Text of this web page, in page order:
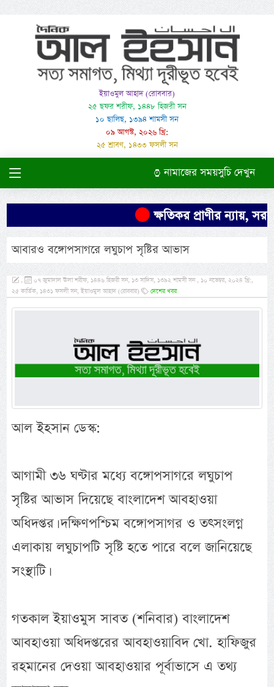
ইয়াওমুল আহাদ (রোববার)
২৫ ছফর শরীফ, ১৪৪৮ হিজরী সন
১০ ছালিছ, ১৩৯৪ শামসী সন
০৯ আগস্ট, ২০২৬ খ্রি:
২৫ শ্রাবণ, ১৪৩৩ ফসলী সন
নামাজের সময়সুচি দেখুন
ক্ষতিকর প্রাণীর ন্যায়,
আবারও বঙ্গোপসাগরে লঘুচাপ সৃষ্টির আভাস
,
০৭ জুমাদাল ঊলা শরীফ, ১৪৪৬ হিজরী সন, ১৩ সাদিস, ১৩৯২ শামসী সন , ১০ নভেম্বর, ২০২৪ খ্রি:,
২৫ কার্তিক, ১৪৩১ ফসলী সন, ইয়াওমুল আহাদ (রোববার)
দেশের খবর
আল ইহসান ডেস্ক:
আগামী ৩৬ ঘণ্টার মধ্যে বঙ্গোপসাগরে লঘুচাপ
সৃষ্টির আভাস দিয়েছে বাংলাদেশ আবহাওয়া
অধিদপ্তর। দক্ষিণপশ্চিম বঙ্গোপসাগর ও তৎসংলগ্ন
এলাকায় লঘুচাপটি সৃষ্টি হতে পারে বলে জানিয়েছে
সংস্থাটি।
গতকাল ইয়াওমুস সাবত (শনিবার) বাংলাদেশ
আবহাওয়া অধিদপ্তরের আবহাওয়াবিদ খো. হাফিজুর
রহমানের দেওয়া আবহাওয়ার পূর্বাভাসে এ তথ্য